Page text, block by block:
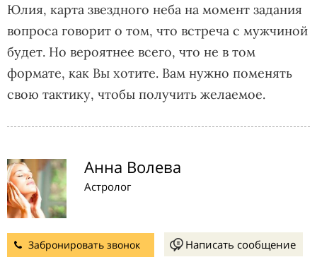
Юлия, карта звездного неба на момент задания
вопроса говорит о том, что встреча с мужчиной
будет. Но вероятнее всего, что не в том
формате, как Вы хотите. Вам нужно поменять
свою тактику, чтобы получить желаемое.
Анна Волева
Астролог
Забронировать звонок Написать сообщение